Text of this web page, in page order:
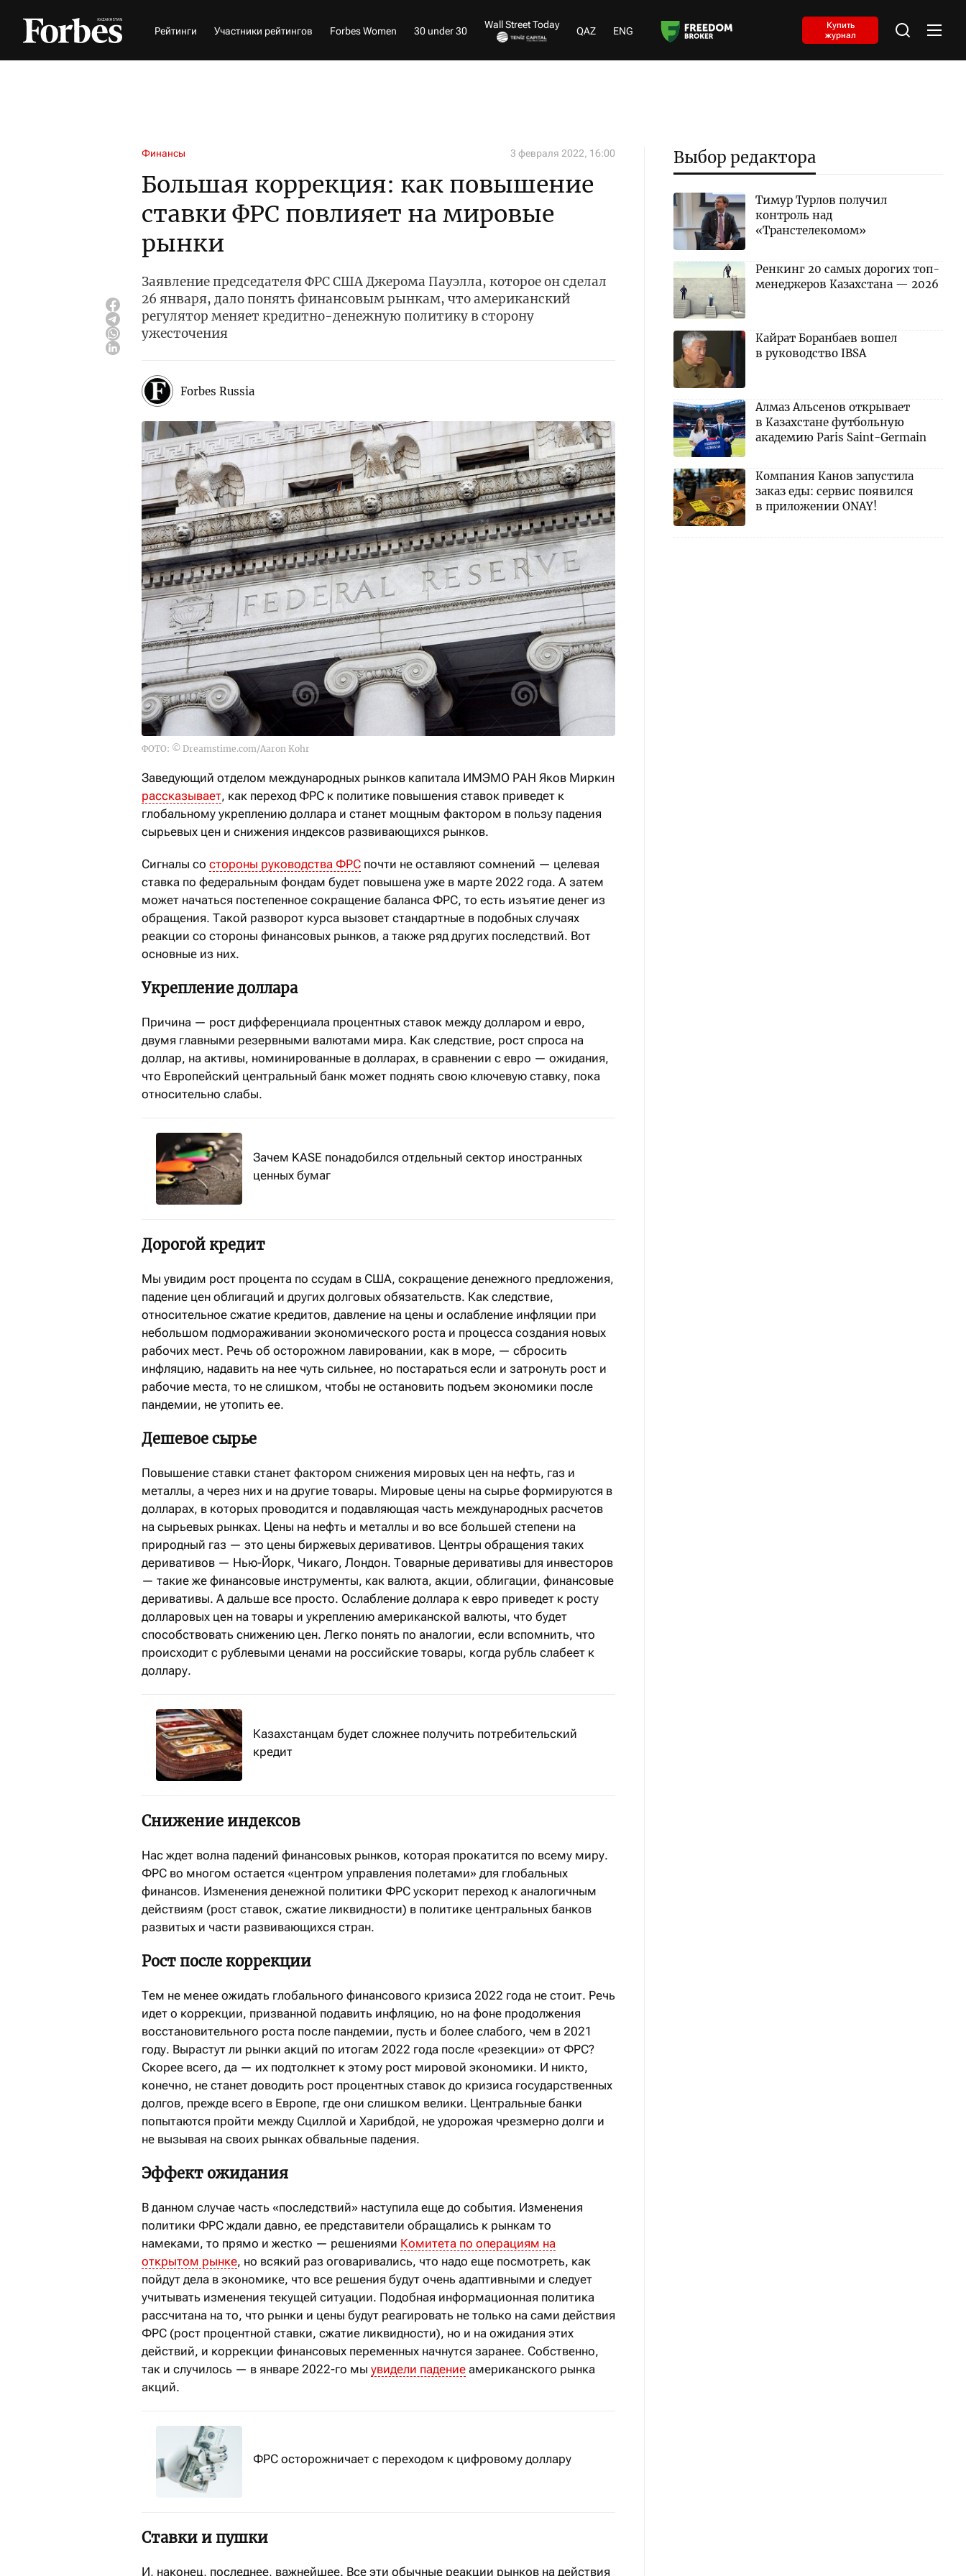
Рейтинги Участники рейтингов Forbes Women 30 under 30
Wall Street Today
QAZ ENG
Купить
журнал
Финансы 3 февраля 2022, 16:00
Большая коррекция: как повышение
ставки ФРС повлияет на мировые
рынки
Заявление председателя ФРС США Джерома Пауэлла, которое он сделал
26 января, дало понять финансовым рынкам, что американский
регулятор меняет кредитно-денежную политику в сторону
ужесточения
Forbes Russia
ФОТО: © Dreamstime.com/Aaron Kohr
Заведующий отделом международных рынков капитала ИМЭМО РАН Яков Миркин
рассказывает, как переход ФРС к политике повышения ставок приведет к
глобальному укреплению доллара и станет мощным фактором в пользу падения
сырьевых цен и снижения индексов развивающихся рынков.
Сигналы со стороны руководства ФРС почти не оставляют сомнений — целевая
ставка по федеральным фондам будет повышена уже в марте 2022 года. А затем
может начаться постепенное сокращение баланса ФРС, то есть изъятие денег из
обращения. Такой разворот курса вызовет стандартные в подобных случаях
реакции со стороны финансовых рынков, а также ряд других последствий. Вот
основные из них.
Укрепление доллара
Причина — рост дифференциала процентных ставок между долларом и евро,
двумя главными резервными валютами мира. Как следствие, рост спроса на
доллар, на активы, номинированные в долларах, в сравнении с евро — ожидания,
что Европейский центральный банк может поднять свою ключевую ставку, пока
относительно слабы.
Зачем KASE понадобился отдельный сектор иностранных
ценных бумаг
Дорогой кредит
Мы увидим рост процента по ссудам в США, сокращение денежного предложения,
падение цен облигаций и других долговых обязательств. Как следствие,
относительное сжатие кредитов, давление на цены и ослабление инфляции при
небольшом подмораживании экономического роста и процесса создания новых
рабочих мест. Речь об осторожном лавировании, как в море, — сбросить
инфляцию, надавить на нее чуть сильнее, но постараться если и затронуть рост и
рабочие места, то не слишком, чтобы не остановить подъем экономики после
пандемии, не утопить ее.
Дешевое сырье
Повышение ставки станет фактором снижения мировых цен на нефть, газ и
металлы, а через них и на другие товары. Мировые цены на сырье формируются в
долларах, в которых проводится и подавляющая часть международных расчетов
на сырьевых рынках. Цены на нефть и металлы и во все большей степени на
природный газ — это цены биржевых деривативов. Центры обращения таких
деривативов — Нью-Йорк, Чикаго, Лондон. Товарные деривативы для инвесторов
— такие же финансовые инструменты, как валюта, акции, облигации, финансовые
деривативы. А дальше все просто. Ослабление доллара к евро приведет к росту
долларовых цен на товары и укреплению американской валюты, что будет
способствовать снижению цен. Легко понять по аналогии, если вспомнить, что
происходит с рублевыми ценами на российские товары, когда рубль слабеет к
доллару.
Казахстанцам будет сложнее получить потребительский
кредит
Снижение индексов
Нас ждет волна падений финансовых рынков, которая прокатится по всему миру.
ФРС во многом остается «центром управления полетами» для глобальных
финансов. Изменения денежной политики ФРС ускорит переход к аналогичным
действиям (рост ставок, сжатие ликвидности) в политике центральных банков
развитых и части развивающихся стран.
Рост после коррекции
Тем не менее ожидать глобального финансового кризиса 2022 года не стоит. Речь
идет о коррекции, призванной подавить инфляцию, но на фоне продолжения
восстановительного роста после пандемии, пусть и более слабого, чем в 2021
году. Вырастут ли рынки акций по итогам 2022 года после «резекции» от ФРС?
Скорее всего, да — их подтолкнет к этому рост мировой экономики. И никто,
конечно, не станет доводить рост процентных ставок до кризиса государственных
долгов, прежде всего в Европе, где они слишком велики. Центральные банки
попытаются пройти между Сциллой и Харибдой, не удорожая чрезмерно долги и
не вызывая на своих рынках обвальные падения.
Эффект ожидания
В данном случае часть «последствий» наступила еще до события. Изменения
политики ФРС ждали давно, ее представители обращались к рынкам то
намеками, то прямо и жестко — решениями Комитета по операциям на
открытом рынке, но всякий раз оговаривались, что надо еще посмотреть, как
пойдут дела в экономике, что все решения будут очень адаптивными и следует
учитывать изменения текущей ситуации. Подобная информационная политика
рассчитана на то, что рынки и цены будут реагировать не только на сами действия
ФРС (рост процентной ставки, сжатие ликвидности), но и на ожидания этих
действий, и коррекции финансовых переменных начнутся заранее. Собственно,
так и случилось — в январе 2022-го мы увидели падение американского рынка
акций.
ФРС осторожничает с переходом к цифровому доллару
Ставки и пушки
И, наконец, последнее, важнейшее. Все эти обычные реакции рынков на действия
Выбор редактора
Тимур Турлов получил
контроль над
«Транстелекомом»
Ренкинг 20 самых дорогих топ-
менеджеров Казахстана — 2026
Кайрат Боранбаев вошел
в руководство IBSA
Алмаз Альсенов открывает
в Казахстане футбольную
академию Paris Saint-Germain
Компания Канов запустила
заказ еды: сервис появился
в приложении ONAY!